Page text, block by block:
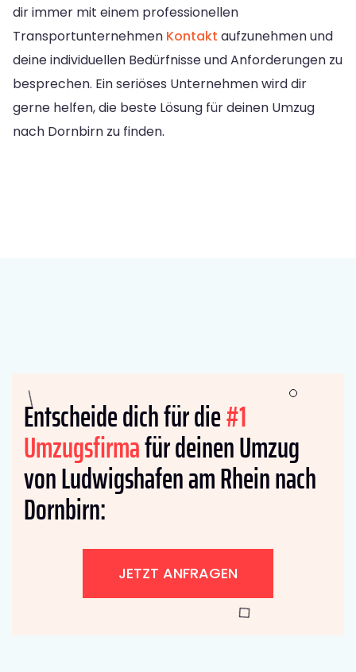
dir immer mit einem professionellen
Transportunternehmen Kontakt aufzunehmen und
deine individuellen Bedürfnisse und Anforderungen zu
besprechen. Ein seriöses Unternehmen wird dir
gerne helfen, die beste Lösung für deinen Umzug
nach Dornbirn zu finden.
Entscheide dich für die#1
Umzugsfirmafür deinen Umzug
von Ludwigshafen am Rhein nach
Dornbirn:
JETZT ANFRAGEN